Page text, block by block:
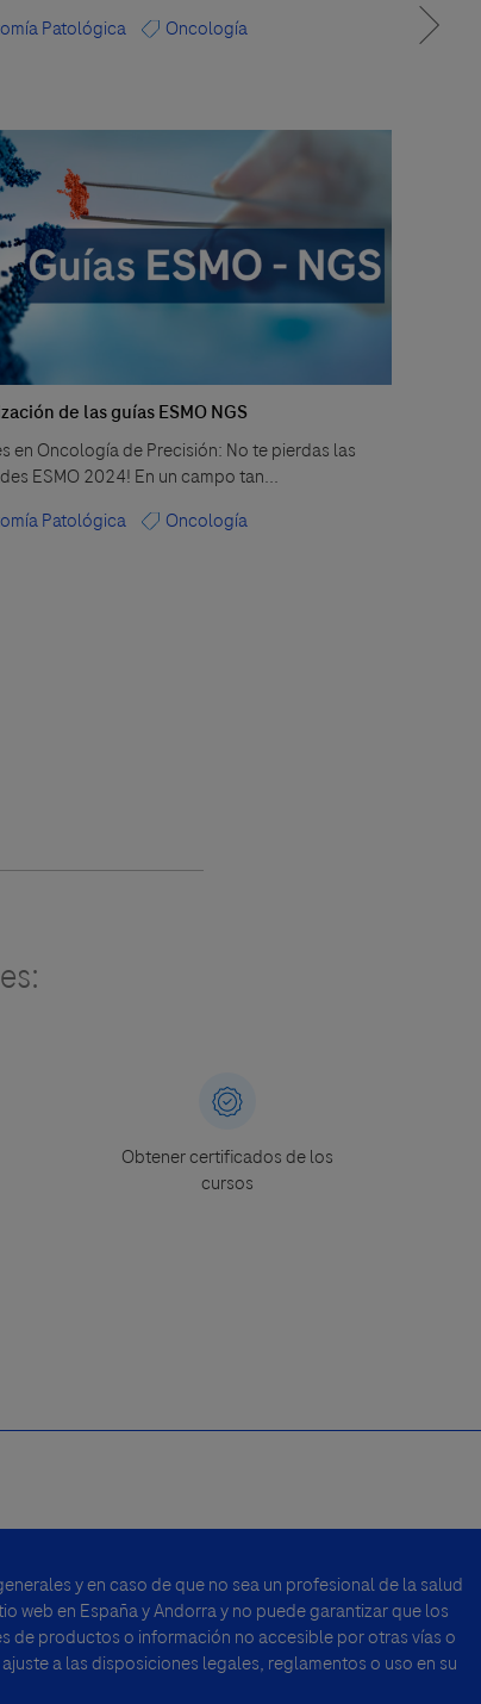
Patológica
Oncología
de las guías ESMO NGS
en Oncología de Precisión: No te pierdas las
ESMO 2024! En un campo tan...
Patológica
Oncología
Obtener certificados de los
cursos
y en caso de que no sea un profesional de la salud
web en España y Andorra y no puede garantizar que los
de productos o información no accesible por otras vías o
a las disposiciones legales, reglamentos o uso en su